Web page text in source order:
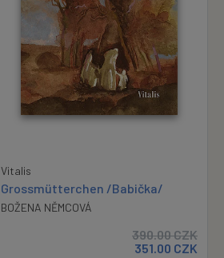
Vitalis
Grossmütterchen /Babička/
BOŽENA NĚMCOVÁ
390.00CZK
351.00 CZK